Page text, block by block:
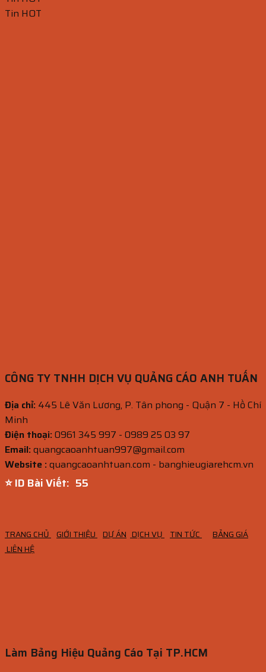
Tin HOT
CÔNG TY TNHH DỊCH VỤ QUẢNG CÁO ANH TUẤN
Địa chỉ: 445 Lê Văn Lương, P. Tân phong - Quận 7 - Hồ Chí
Minh
Điện thoại:0961 345 997 - 0989 25 03 97
Email:quangcaoanhtuan997@gmail.com
Website :quangcaoanhtuan.com - banghieugiarehcm.vn
⭐ ID Bài Viết: 54
TRANG CHỦ GIỚI THIỆU DỰ ÁN DỊCH VỤ TIN TỨC
BẢNG GIÁ
LIÊN HỆ
Làm Bảng Hiệu Quảng Cáo Tại TP.HCM